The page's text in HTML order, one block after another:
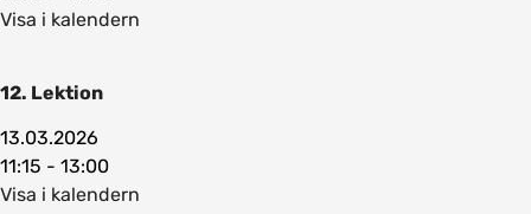
Visa i kalendern
12. Lektion
13.03.2026
11:15 - 13:00
Visa i kalendern